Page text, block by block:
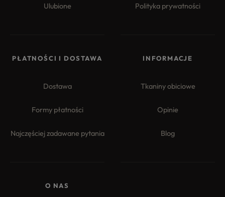
Ulubione Polityka prywatności
PŁATNOŚCI I DOSTAWA
Dostawa
Formy płatności
Najczęściej zadawane pytania
INFORMACJE
Tkaniny obiciowe
Opinie
Blog
O NAS